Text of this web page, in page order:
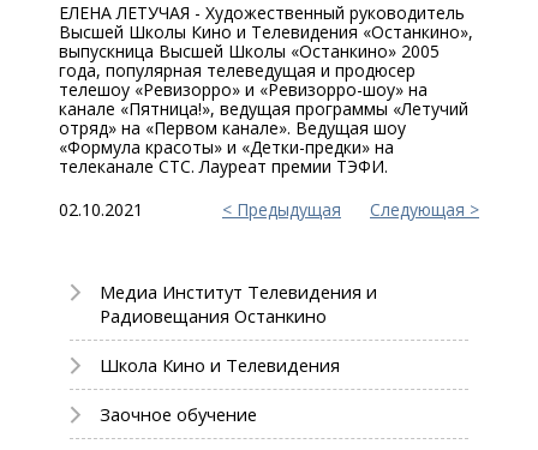
ЕЛЕНА ЛЕТУЧАЯ - Художественный руководитель
Высшей Школы Кино и Телевидения «Останкино»,
выпускница Высшей Школы «Останкино» 2005
года, популярная телеведущая и продюсер
телешоу «Ревизорро» и «Ревизорро-шоу» на
канале «Пятница!», ведущая программы «Летучий
отряд» на «Первом канале». Ведущая шоу
«Формула красоты» и «Детки-предки» на
телеканале СТС. Лауреат премии ТЭФИ.
02.10.2021
Предыдущая Следующая
Медиа Институт Телевидения и
Радиовещания Останкино
Школа Кино и Телевидения
Заочное обучение